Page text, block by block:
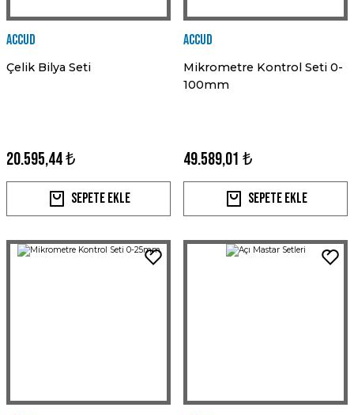
Accud
Çelik Bilya Seti
20.595,44 ₺
Sepete Ekle
Accud
Mikrometre Kontrol Seti 0-
100mm
49.589,01 ₺
Sepete Ekle